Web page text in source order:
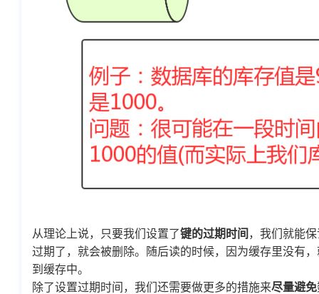
从理论上说，只要我们设置了键的过期时间 ，我们就能
过期了，就会被删除。随后读的时候，因为缓存里没有
到缓存中。
除了设置过期时间，我们还需要做更多的措施来尽量避免